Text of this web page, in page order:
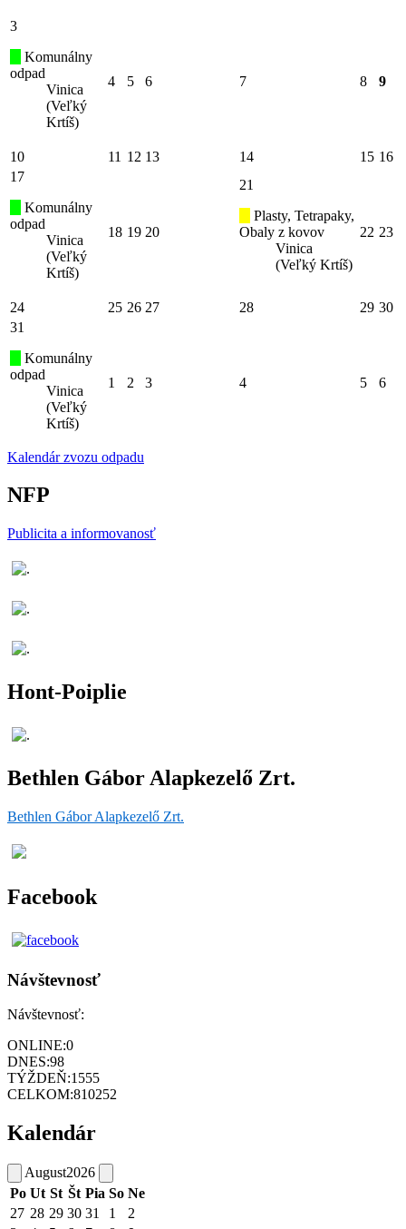
3
Komunálny
odpad
Vinica
(Veľký
Krtíš)
4 5 6 7 8 9
10 11 12 13 14 15 16
17
Komunálny
odpad
Vinica
(Veľký
Krtíš)
18 19 20
21
Plasty, Tetrapaky,
Obaly z kovov
Vinica
(Veľký Krtíš)
22 23
24 25 26 27 28 29 30
31
Komunálny
odpad
Vinica
(Veľký
Krtíš)
1 2 3 4 5 6
Kalendár zvozu odpadu
NFP
Publicita a informovanosť
Hont-Poiplie
Bethlen Gábor Alapkezelő Zrt.
Bethlen Gábor Alapkezelő Zrt.
Facebook
Návštevnosť
Návštevnosť:
ONLINE:0
DNES:98
TÝŽDEŇ:1555
CELKOM:810252
Kalendár
August2026
Po Ut St Št Pia So Ne
27 28 29 30 31 1
2